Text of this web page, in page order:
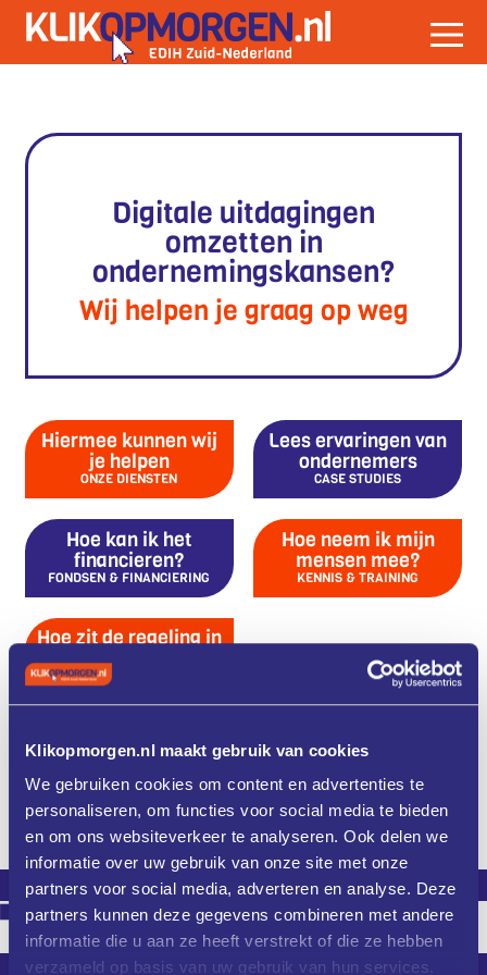
Klikopmorgen.nl maakt gebruik van cookies
We gebruiken cookies om content en advertenties te
personaliseren, om functies voor social media te bieden
en om ons websiteverkeer te analyseren. Ook delen we
informatie over uw gebruik van onze site met onze
partners voor social media, adverteren en analyse. Deze
partners kunnen deze gegevens combineren met andere
informatie die u aan ze heeft verstrekt of die ze hebben
verzameld op basis van uw gebruik van hun services.
Digitale uitdagingen
omzetten in
ondernemingskansen?
Wij helpen je graag op weg
Hiermee kunnen wij
je helpen
ONZE DIENSTEN
Lees ervaringen van
ondernemers
CASE STUDIES
Hoe neem ik mijn
mensen mee?
KENNIS & TRAINING
Hoe kan ik het
financieren?
FONDSEN & FINANCIERING
Hoe zit de regeling in
elkaar?
ZO WERKT HET
395
Ondernemingen
voorzien van
expertadvies
232
Workshops
gegeven
7988
Deelnemers
aan events